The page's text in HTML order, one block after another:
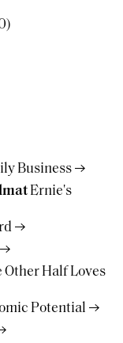
Business
Ernie's
Other Half Loves
Potential